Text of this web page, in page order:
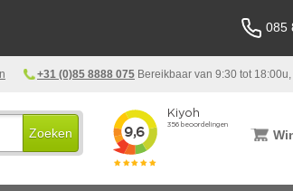
085
+31 (0)85 8888 075 Bereikbaar van 9:30 tot
Zoeken